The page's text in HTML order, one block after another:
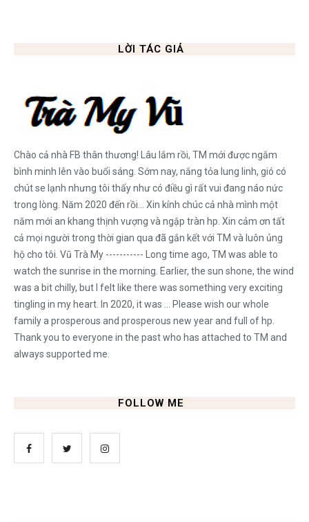
LỜI TÁC GIẢ
Chào cả nhà FB thân thương! Lâu lắm rồi, TM mới được ngắm
bình minh lên vào buổi sáng. Sớm nay, nắng tỏa lung linh, gió có
chút se lạnh nhưng tôi thấy như có điều gì rất vui đang náo nức
trong lòng. Năm 2020 đến rồi... Xin kính chúc cả nhà mình một
năm mới an khang thịnh vượng và ngập tràn hp. Xin cảm ơn tất
cả mọi người trong thời gian qua đã gắn kết với TM và luôn ủng
hộ cho tôi. Vũ Trà My ----------- Long time ago, TM was able to
watch the sunrise in the morning. Earlier, the sun shone, the wind
was a bit chilly, but I felt like there was something very exciting
tingling in my heart. In 2020, it was ... Please wish our whole
family a prosperous and prosperous new year and full of hp.
Thank you to everyone in the past who has attached to TM and
always supported me.
FOLLOW ME